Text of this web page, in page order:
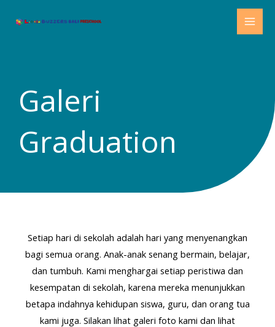
Galeri
Graduation
Setiap hari di sekolah adalah hari yang menyenangkan
bagi semua orang. Anak-anak senang bermain, belajar,
dan tumbuh. Kami menghargai setiap peristiwa dan
kesempatan di sekolah, karena mereka menunjukkan
betapa indahnya kehidupan siswa, guru, dan orang tua
kami juga. Silakan lihat galeri foto kami dan lihat